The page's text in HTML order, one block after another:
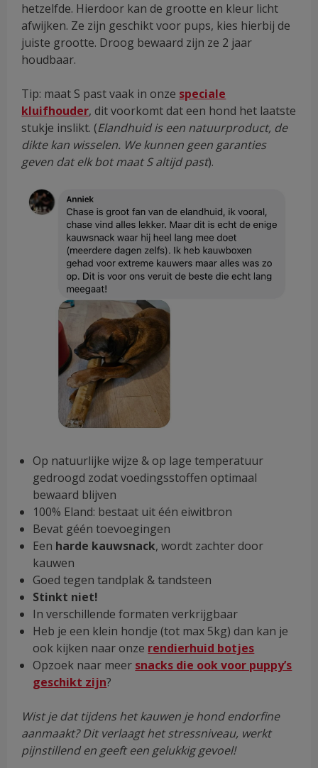
hetzelfde. Hierdoor kan de grootte en kleur licht
afwijken. Ze zijn geschikt voor pups, kies hierbij de
juiste grootte. Droog bewaard zijn ze 2 jaar
houdbaar.
Tip: maat S past vaak in onze speciale
kluifhouder, dit voorkomt dat een hond het laatste
stukje inslikt. (Elandhuid is een natuurproduct, de
dikte kan wisselen. We kunnen geen garanties
geven dat elk bot maat S altijd past).
Op natuurlijke wijze & op lage temperatuur
gedroogd zodat voedingsstoffen optimaal
bewaard blijven
100% Eland: bestaat uit één eiwitbron
Bevat géén toevoegingen
Een harde kauwsnack, wordt zachter door
kauwen
Goed tegen tandplak & tandsteen
Stinkt niet!
In verschillende formaten verkrijgbaar
Heb je een klein hondje (tot max 5kg) dan kan je
ook kijken naar onze rendierhuid botjes
Opzoek naar meer snacks die ook voor puppy’s
geschikt zijn?
Wist je dat tijdens het kauwen je hond endorfine
aanmaakt? Dit verlaagt het stressniveau, werkt
pijnstillend en geeft een gelukkig gevoel!